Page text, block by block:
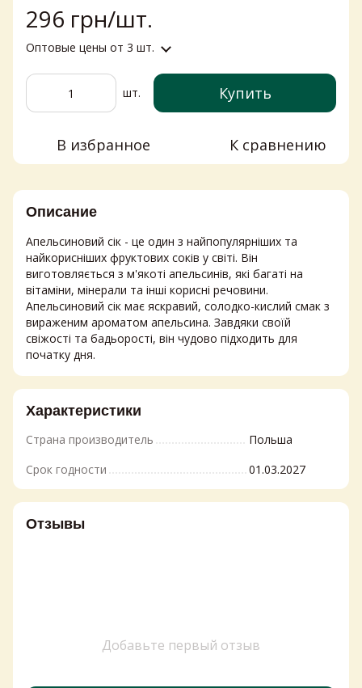
296 грн/шт.
Оптовые цены от 3 шт.
шт. Купить
В избранное К сравнению
Описание
Апельсиновий сік - це один з найпопулярніших та
найкорисніших фруктових соків у світі. Він
виготовляється з м'якоті апельсинів, які багаті на
вітаміни, мінерали та інші корисні речовини.
Апельсиновий сік має яскравий, солодко-кислий смак з
вираженим ароматом апельсина. Завдяки своїй
свіжості та бадьорості, він чудово підходить для
початку дня.
Характеристики
Страна производитель
Польша
Срок годности
01.03.2027
Отзывы
Добавьте первый отзыв